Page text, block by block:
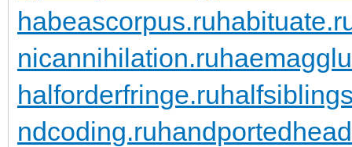
habeascorpus.ru
nicannihilation.ru
halforderfringe.ru
ndcoding.ru